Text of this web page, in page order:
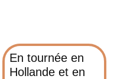
En tournée en
Hollande et en